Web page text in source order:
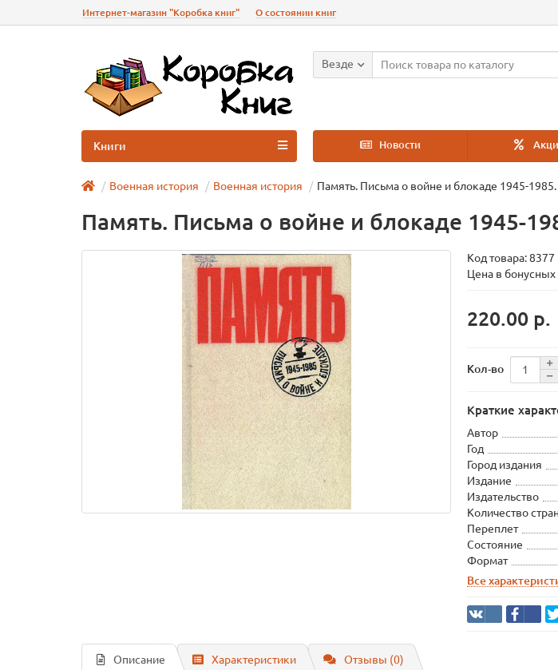
Интернет-магазин "Коробка книг" О состоянии книг
Везде
Новости
Книги
Военная история Военная истoрия Память. Письма о войне и блокаде 1945-1985.
Память. Письма о войне и блокаде 1945-
Код товара:8377
Цена в бонусных
220.00 р.
Кол-во
Краткие
Автор
Год
Город издания
Издание
Издательство
Количество
Переплет
Состояние
Формат
Все
Описание Характеристики Отзывы (0)